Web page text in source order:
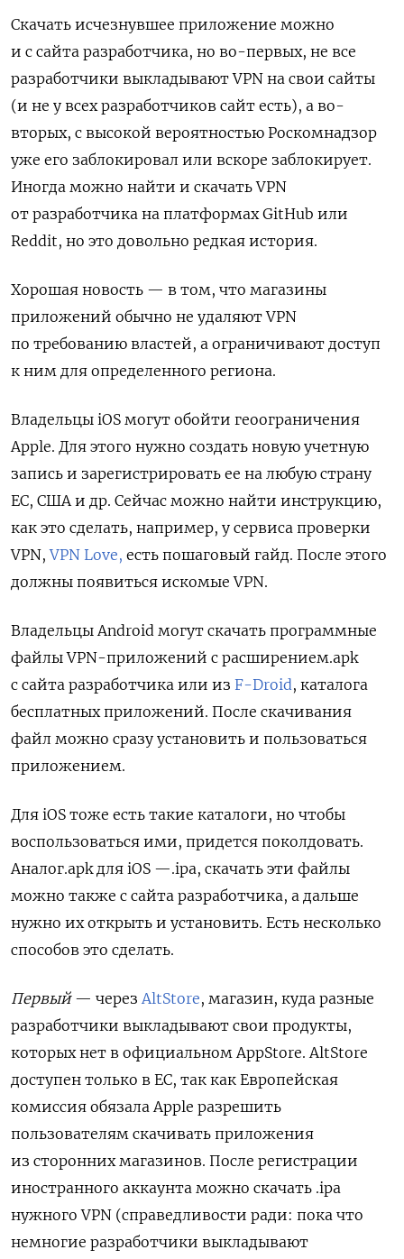
Скачать исчезнувшее приложение можно
и с сайта разработчика, но во-первых, не все
разработчики выкладывают VPN на свои сайты
(и не у всех разработчиков сайт есть), а во-
вторых, с высокой вероятностью Роскомнадзор
уже его заблокировал или вскоре заблокирует.
Иногда можно найти и скачать VPN
от разработчика на платформах GitHub или
Reddit, но это довольно редкая история.
Хорошая новость — в том, что магазины
приложений обычно не удаляют VPN
по требованию властей, а ограничивают доступ
к ним для определенного региона.
Владельцы iOS могут обойти геоограничения
Apple. Для этого нужно создать новую учетную
запись и зарегистрировать ее на любую страну
ЕС, США и др. Сейчас можно найти инструкцию,
как это сделать, например, у сервиса проверки
VPN,VPN Love, есть пошаговый гайд. После этого
должны появиться искомые VPN.
Владельцы Android могут скачать программные
файлы VPN-приложений с расширением.apk
с сайта разработчика или из F-Droid, каталога
бесплатных приложений. После скачивания
файл можно сразу установить и пользоваться
приложением.
Для iOS тоже есть такие каталоги, но чтобы
воспользоваться ими, придется поколдовать.
Аналог.apk для iOS —.ipa, скачать эти файлы
можно также с сайта разработчика, а дальше
нужно их открыть и установить. Есть несколько
способов это сделать.
Первый— через AltStore, магазин, куда разные
разработчики выкладывают свои продукты,
которых нет в официальном AppStore. AltStore
доступен только в ЕС, так как Европейская
комиссия обязала Apple разрешить
пользователям скачивать приложения
из сторонних магазинов. После регистрации
иностранного аккаунта можно скачать .ipa
нужного VPN (справедливости ради: пока что
немногие разработчики выкладывают